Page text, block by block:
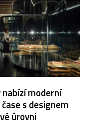
moderní
s designem
úrovni